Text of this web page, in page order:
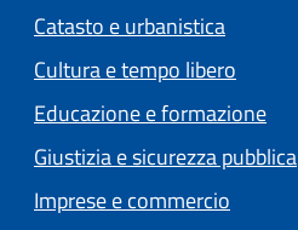
Catasto e urbanistica
Cultura e tempo libero
Educazione e formazione
Giustizia e sicurezza pubblica
Imprese e commercio